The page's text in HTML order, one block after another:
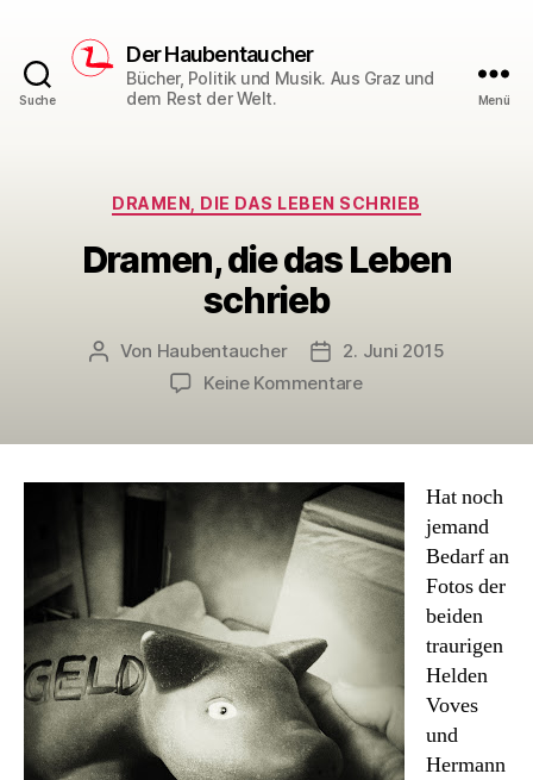
Suche
Der Haubentaucher
Bücher, Politik und Musik. Aus Graz und
dem Rest der Welt.
Menü
Kategorien
DRAMEN, DIE DAS LEBEN SCHRIEB
Dramen, die das Leben
schrieb
Beitragsautor
Von Haubentaucher Veröffentlichungsdatum
2. Juni 2015
Keine Kommentarezu
Leben
schrieb
Hat noch
jemand
Bedarf an
Fotos der
beiden
traurigen
Helden
Voves
und
Hermann